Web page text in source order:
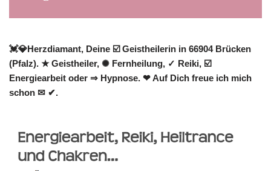
💓️💎Herzdiamant, Deine ☑️ Geistheilerin in 66904 Brücken
(Pfalz). ★ Geistheiler, ✺ Fernheilung, ✓ Reiki, ☑️
Energiearbeit oder ⇒ Hypnose. ❤ Auf Dich freue ich mich
schon ✉ ✔.